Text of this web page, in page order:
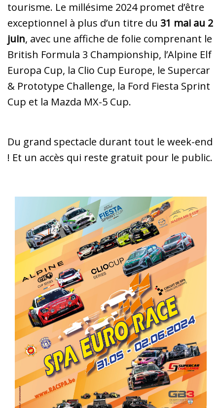
tourisme. Le millésime 2024 promet d’être
exceptionnel à plus d’un titre du 31 mai au 2
juin, avec une affiche de folie comprenant le
British Formula 3 Championship, l’Alpine Elf
Europa Cup, la Clio Cup Europe, le Supercar
& Prototype Challenge, la Ford Fiesta Sprint
Cup et la Mazda MX-5 Cup.
Du grand spectacle durant tout le week-end
! Et un accès qui reste gratuit pour le public.